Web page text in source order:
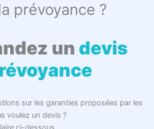
prévoyance ?
un devis
sur les garanties proposées par les
voulez un devis ?